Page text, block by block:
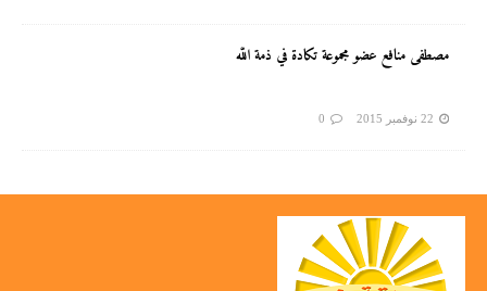
مصطفى منافع عضو مجموعة تكادة في ذمة الله
22 نوفمبر 2015 0